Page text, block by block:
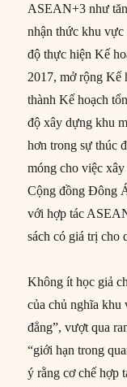
ASEAN+3 như
nhận thức khu vực
độ thực hiện Kế
2017, mở rộng Kế
thành Kế hoạch
độ xây dựng khu
hơn trong sự thúc
móng cho việc
Cộng đồng Đông
với hợp tác
sách có giá trị
Không ít học giả
của chủ nghĩa khu
đẳng”, vượt qua
“giới hạn trong
ý rằng cơ chế hợp